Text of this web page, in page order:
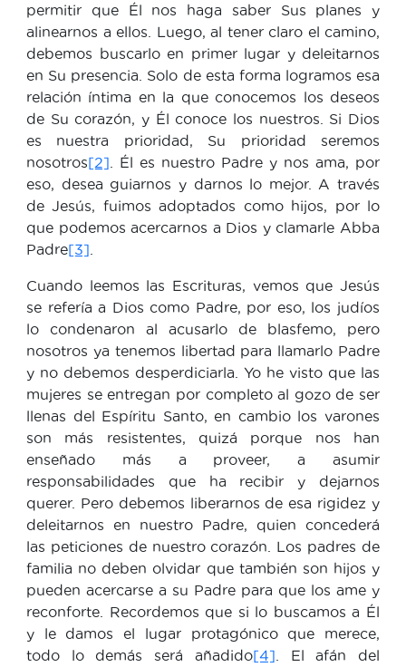
permitir que Él nos haga saber Sus planes y
alinearnos a ellos. Luego, al tener claro el camino,
debemos buscarlo en primer lugar y deleitarnos
en Su presencia. Solo de esta forma logramos esa
relación íntima en la que conocemos los deseos
de Su corazón, y Él conoce los nuestros. Si Dios
es nuestra prioridad, Su prioridad seremos
nosotros[2] . Él es nuestro Padre y nos ama, por
eso, desea guiarnos y darnos lo mejor. A través
de Jesús, fuimos adoptados como hijos, por lo
que podemos acercarnos a Dios y clamarle Abba
Padre[3]
Cuando leemos las Escrituras, vemos que Jesús
se refería a Dios como Padre, por eso, los judíos
lo condenaron al acusarlo de blasfemo, pero
nosotros ya tenemos libertad para llamarlo Padre
y no debemos desperdiciarla. Yo he visto que las
mujeres se entregan por completo al gozo de ser
llenas del Espíritu Santo, en cambio los varones
son más resistentes, quizá porque nos han
enseñado más a proveer, a asumir
responsabilidades que ha recibir y dejarnos
querer. Pero debemos liberarnos de esa rigidez y
deleitarnos en nuestro Padre, quien concederá
las peticiones de nuestro corazón. Los padres de
familia no deben olvidar que también son hijos y
pueden acercarse a su Padre para que los ame y
reconforte. Recordemos que si lo buscamos a Él
y le damos el lugar protagónico que merece,
todo lo demás será añadido[4] . El afán del